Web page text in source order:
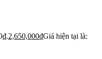
2,650,000₫Giá hiện tại là: